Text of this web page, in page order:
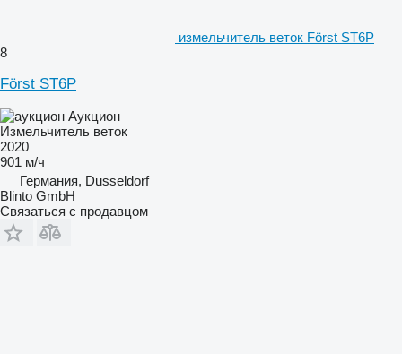
измельчитель веток Först ST6P
8
Först ST6P
Аукцион
Измельчитель веток
2020
901 м/ч
Германия, Dusseldorf
Blinto GmbH
Связаться с продавцом